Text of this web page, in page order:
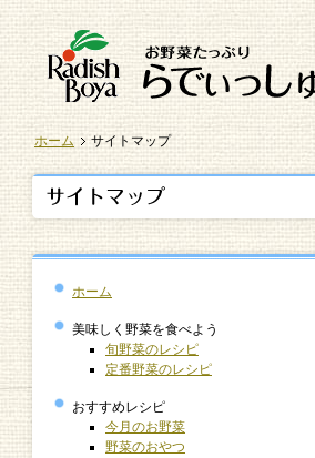
ホーム サイトマップ
ホーム
美味しく野菜を食べよう
旬野菜のレシピ
定番野菜のレシピ
おすすめレシピ
今月のお野菜
野菜のおやつ